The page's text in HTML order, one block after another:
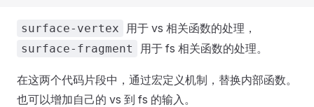
surface-vertex 用于 vs 相关函数的处理，
surface-fragment 用于 fs 相关函数的处理。
在这两个代码片段中，通过宏定义机制，替换内部函数。
也可以增加自己的 vs 到 fs 的输入。